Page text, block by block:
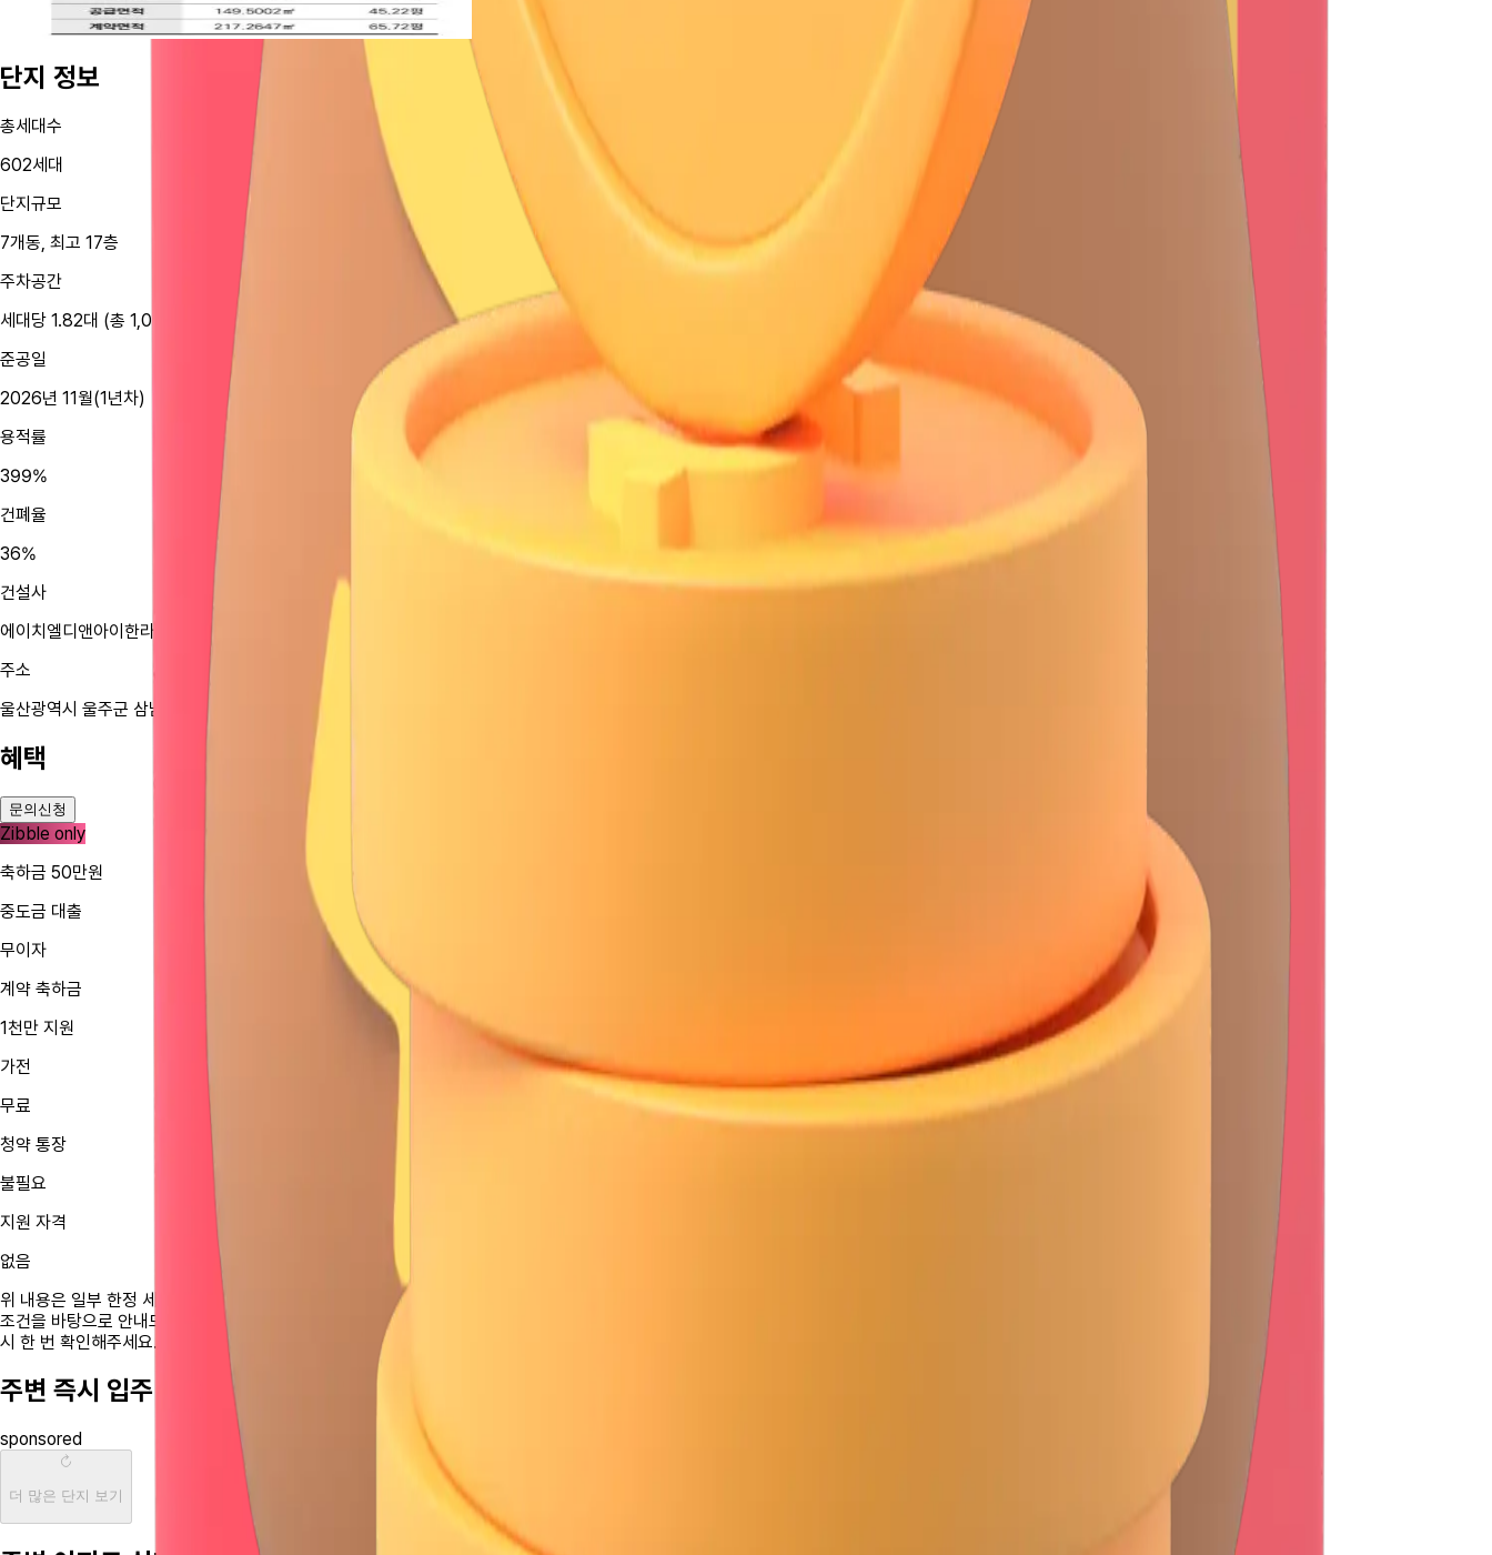
단지 정보
총세대수
602세대
단지규모
7개동, 최고 17층
주차공간
세대당 1.82대 (총 1,095대)
준공일
2026년 11월(1년차)
용적률
399%
건폐율
36%
건설사
에이치엘디앤아이한라(주)
주소
울산광역시 울주군 삼남읍 교동리 1681
혜택
문의신청
Zibble only
축하금 50만원
중도금 대출
무이자
계약 축하금
1천만 지원
가전
무료
청약 통장
불필요
지원 자격
없음
위 내용은 일부 한정 세대에만 적용될 수 있으며, 지블이 수집한 분양
조건을 바탕으로 안내드린 사항이에요. 상담 및 계약 과정에서 꼭 다
시 한 번 확인해주세요.
주변 즉시 입주 가능한 단지예요
sponsored
더 많은 단지 보기